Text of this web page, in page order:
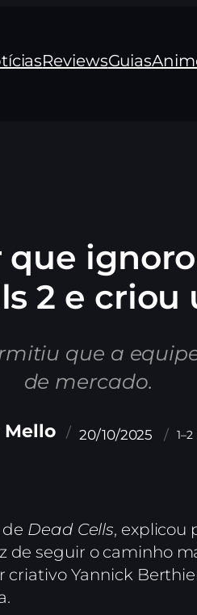
ReviewsGuias
2 e
que a
de mercado.
Mello 20/10/2025
Dead Cells, explicou
de seguir o caminho
Yannick